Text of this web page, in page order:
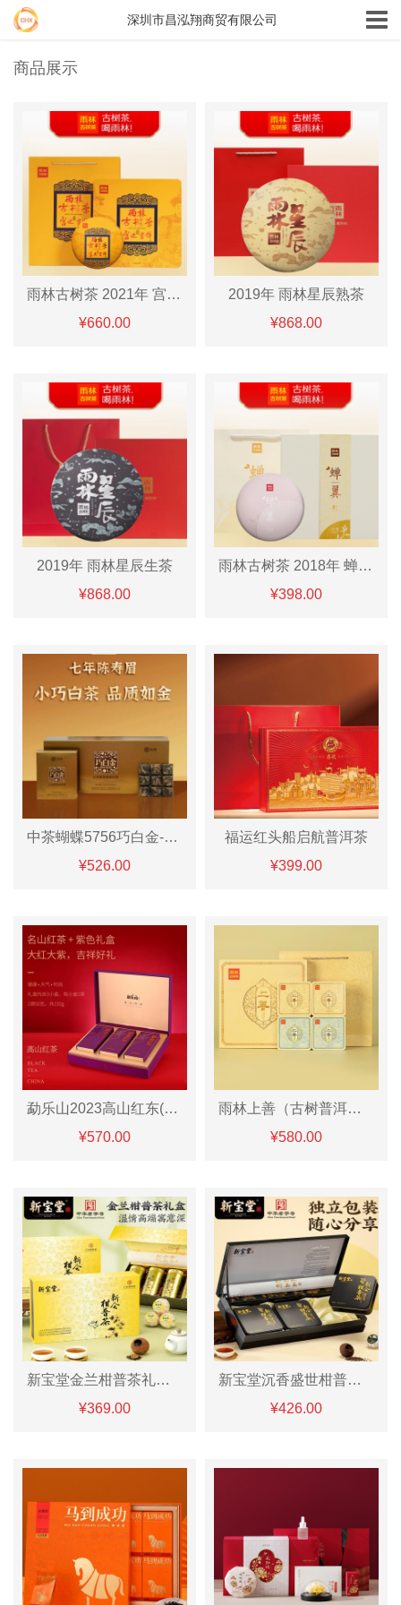
商品展示
雨林古树茶 2021年 宫廷贡饼熟茶
¥660.00
2019年 雨林星辰熟茶
¥868.00
2019年 雨林星辰生茶
¥868.00
雨林古树茶 2018年 蝉翼生茶/熟「甜」
¥398.00
中茶蝴蝶5756巧白金-七年陈寿眉270g
¥526.00
福运红头船启航普洱茶
¥399.00
勐乐山2023高山红东(勐宋红)礼盒装150g
¥570.00
雨林上善（古树普洱茶生茶+熟茶「甜」
¥580.00
新宝堂金兰柑普茶礼盒240g
¥369.00
新宝堂沉香盛世柑普茶礼360克
¥426.00
深圳市昌泓翔商贸有限公司